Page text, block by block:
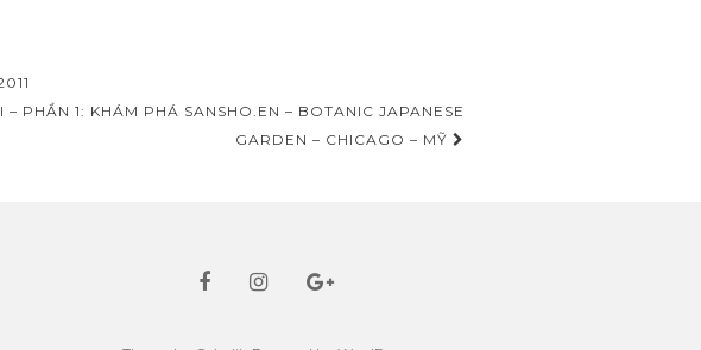
PHẦN 1: KHÁM PHÁ SANSHO.EN – BOTANIC JAPANESE
GARDEN – CHICAGO – MỸ